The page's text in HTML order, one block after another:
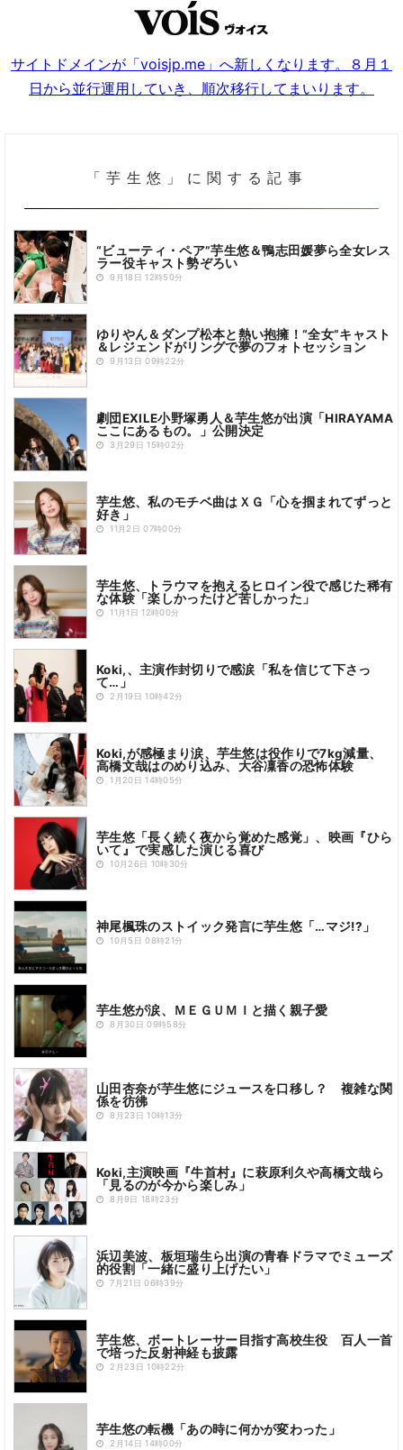
サイトドメインが「voisjp.me」へ新しくなります。８月１
日から並行運用していき、順次移行してまいります。
「芋生悠」に関する記事
“ビューティ・ペア”芋生悠＆鴨志田媛夢ら全女レス
ラー役キャスト勢ぞろい
9月18日 12時50分
ゆりやん＆ダンプ松本と熱い抱擁！“全女”キャスト
＆レジェンドがリングで夢のフォトセッション
9月13日 09時22分
劇団EXILE小野塚勇人＆芋生悠が出演「HIRAYAMA
ここにあるもの。」公開決定
3月29日 15時02分
芋生悠、私のモチベ曲はＸＧ「心を掴まれてずっと
好き」
11月2日 07時00分
芋生悠、トラウマを抱えるヒロイン役で感じた稀有
な体験「楽しかったけど苦しかった」
11月1日 12時00分
Koki,、主演作封切りで感涙「私を信じて下さっ
て…」
2月19日 10時42分
Koki,が感極まり涙、芋生悠は役作りで7kg減量、
高橋文哉はのめり込み、大谷凜香の恐怖体験
1月20日 14時05分
芋生悠「長く続く夜から覚めた感覚」、映画『ひら
いて』で実感した演じる喜び
10月26日 10時30分
神尾楓珠のストイック発言に芋生悠「…マジ!?」
10月5日 08時21分
芋生悠が涙、ＭＥＧＵＭＩと描く親子愛
8月30日 09時58分
山田杏奈が芋生悠にジュースを口移し？ 複雑な関
係を彷彿
8月23日 10時13分
Koki,主演映画『牛首村』に萩原利久や高橋文哉ら
「見るのが今から楽しみ」
8月9日 18時23分
浜辺美波、板垣瑞生ら出演の青春ドラマでミューズ
的役割「一緒に盛り上げたい」
7月21日 06時39分
芋生悠、ボートレーサー目指す高校生役 百人一首
で培った反射神経も披露
2月23日 10時22分
芋生悠の転機「あの時に何かが変わった」
2月14日 14時00分